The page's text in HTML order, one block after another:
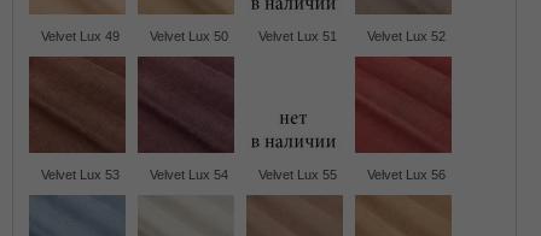
Velvet Lux 49 Velvet Lux 50 Velvet Lux 51 Velvet Lux 52
Velvet Lux 53 Velvet Lux 54 Velvet Lux 55 Velvet Lux 56